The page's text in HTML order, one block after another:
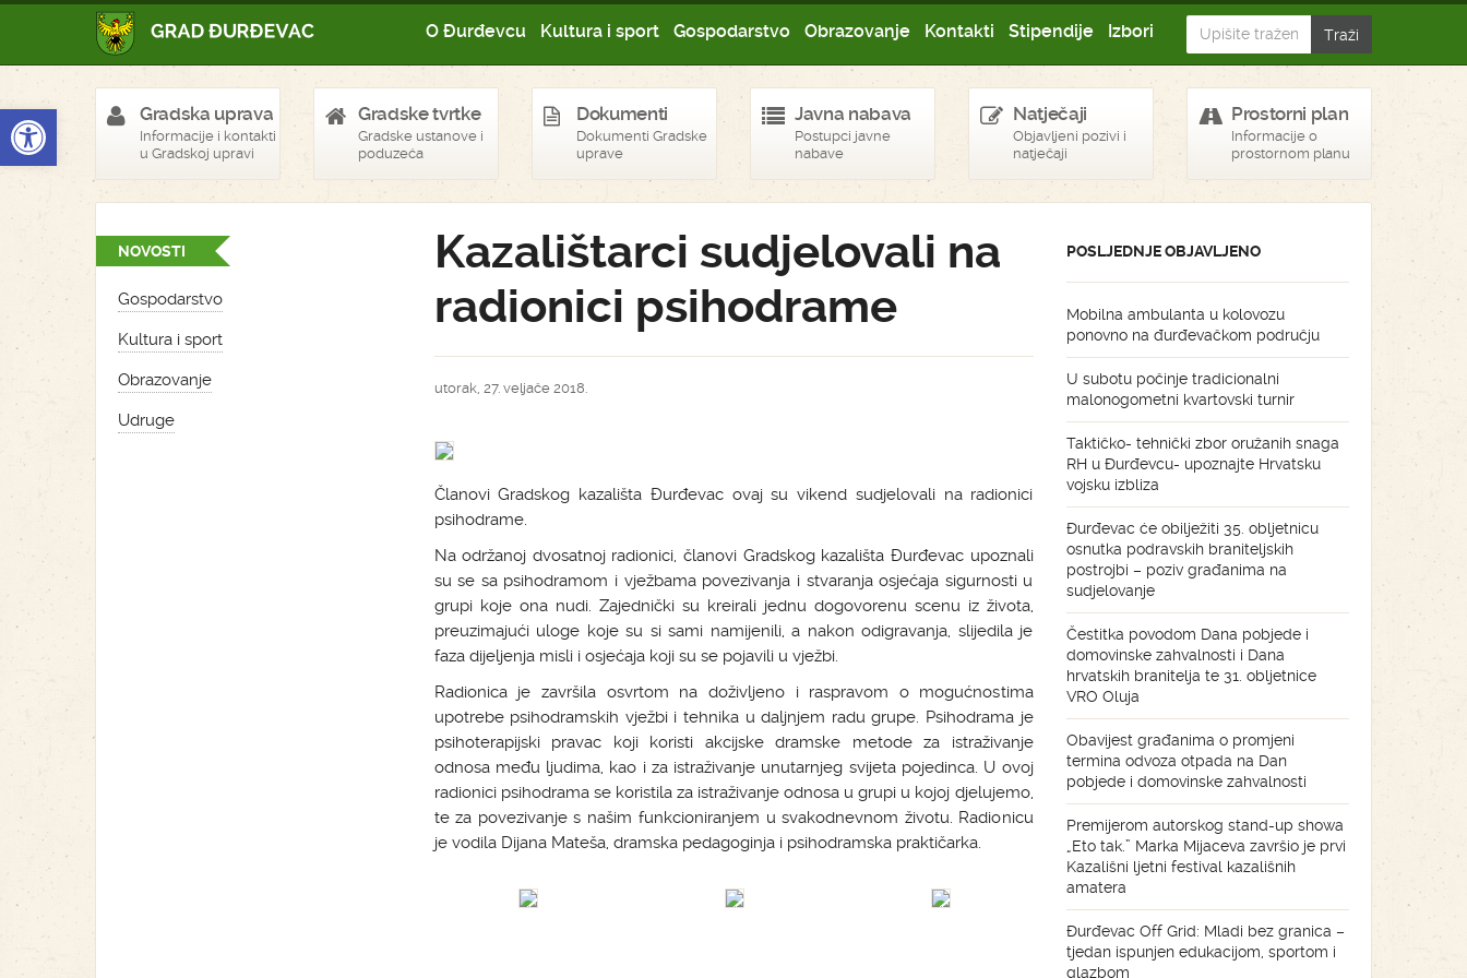
Open toolbar
O Đurđevcu Kultura i sport Gospodarstvo Obrazovanje Kontakti Stipendije Izbori
Gradska uprava
Informacije i kontakti
u Gradskoj upravi
Gradske tvrtke
Gradske ustanove i
poduzeća
Dokumenti
Dokumenti Gradske
uprave
Javna nabava
Postupci javne
nabave
Natječaji
Objavljeni pozivi i
natječaji
Prostorni plan
Informacije o
prostornom planu
NOVOSTI
Gospodarstvo
Kultura i sport
Obrazovanje
Udruge
Kazalištarci sudjelovali na
radionici psihodrame
utorak, 27. veljače 2018.
Članovi Gradskog kazališta Đurđevac ovaj su vikend sudjelovali na radionici
psihodrame.
Na održanoj dvosatnoj radionici, članovi Gradskog kazališta Đurđevac upoznali
su se sa psihodramom i vježbama povezivanja i stvaranja osjećaja sigurnosti u
grupi koje ona nudi. Zajednički su kreirali jednu dogovorenu scenu iz života,
preuzimajući uloge koje su si sami namijenili, a nakon odigravanja, slijedila je
faza dijeljenja misli i osjećaja koji su se pojavili u vježbi.
Radionica je završila osvrtom na doživljeno i raspravom o mogućnostima
upotrebe psihodramskih vježbi i tehnika u daljnjem radu grupe. Psihodrama je
psihoterapijski pravac koji koristi akcijske dramske metode za istraživanje
odnosa među ljudima, kao i za istraživanje unutarnjeg svijeta pojedinca. U ovoj
radionici psihodrama se koristila za istraživanje odnosa u grupi u kojoj djelujemo,
te za povezivanje s našim funkcioniranjem u svakodnevnom životu. Radionicu
je vodila Dijana Mateša, dramska pedagoginja i psihodramska praktičarka.
POSLJEDNJE OBJAVLJENO
Mobilna ambulanta u kolovozu
ponovno na đurđevačkom području
U subotu počinje tradicionalni
malonogometni kvartovski turnir
Taktičko- tehnički zbor oružanih snaga
RH u Đurđevcu- upoznajte Hrvatsku
vojsku izbliza
Đurđevac će obilježiti 35. obljetnicu
osnutka podravskih braniteljskih
postrojbi – poziv građanima na
sudjelovanje
Čestitka povodom Dana pobjede i
domovinske zahvalnosti i Dana
hrvatskih branitelja te 31. obljetnice
VRO Oluja
Obavijest građanima o promjeni
termina odvoza otpada na Dan
pobjede i domovinske zahvalnosti
Premijerom autorskog stand-up showa
„Eto tak.” Marka Mijaceva završio je prvi
Kazališni ljetni festival kazališnih
amatera
Đurđevac Off Grid: Mladi bez granica –
tjedan ispunjen edukacijom, sportom i
glazbom